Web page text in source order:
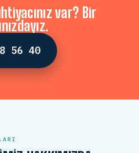
var? Bir
56 40